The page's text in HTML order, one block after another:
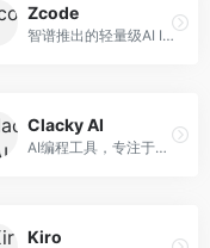
Zcode
智谱推出的轻量级AI IDE，基于GLM模型。面向开发者，提供智能代码补全、代码生成、错误检测等服务，中文编程支持好。
Clacky AI
AI编程工具，专注于代码智能生成与优化。面向开发者，提供代码生成、代码重构、错误修复等服务，编程效率高。
Kiro